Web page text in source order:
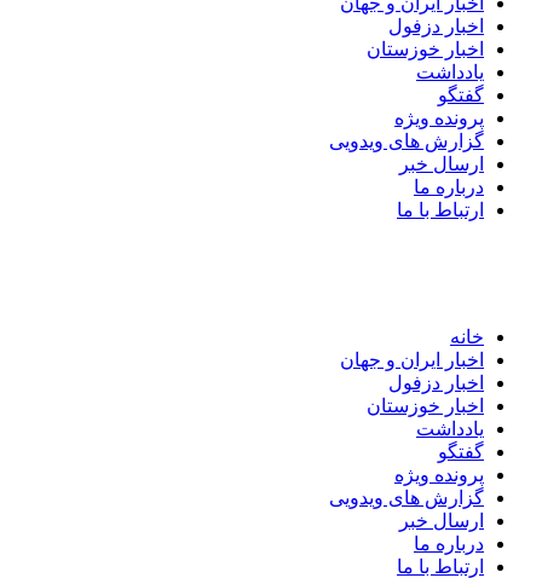
اخبار دزفول
اخبار خوزستان
یادداشت
گفتگو
پرونده ویژه
گزارش های ویدویی
ارسال خبر
درباره ما
ارتباط با ما
خانه
اخبار ایران و جهان
اخبار دزفول
اخبار خوزستان
یادداشت
گفتگو
پرونده ویژه
گزارش های ویدویی
ارسال خبر
درباره ما
ارتباط با ما